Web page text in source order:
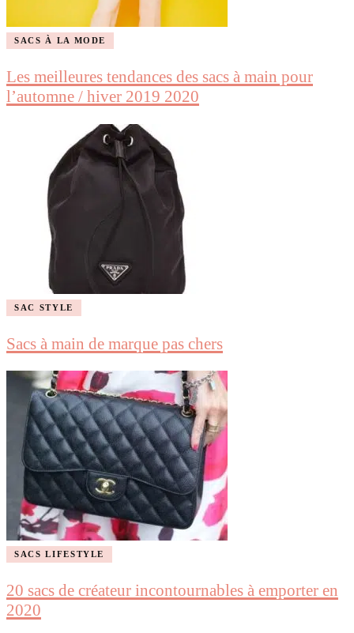
SACS À LA MODE
Les meilleures tendances des sacs à main pour
l’automne / hiver 2019 2020
SAC STYLE
Sacs à main de marque pas chers
SACS LIFESTYLE
20 sacs de créateur incontournables à emporter en
2020